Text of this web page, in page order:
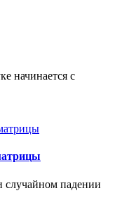
начинается с
случайном падении